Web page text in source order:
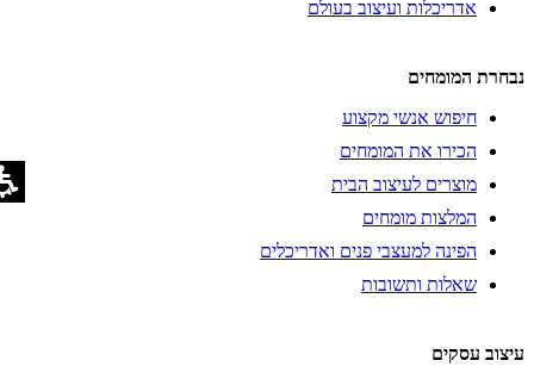
אדריכלות ועיצוב בעולם
נבחרת המומחים
חיפוש אנשי מקצוע
הכירו את המומחים
מוצרים לעיצוב הבית
המלצות מומחים
הפינה למעצבי פנים ואדריכלים
שאלות ותשובות
עיצוב עסקים